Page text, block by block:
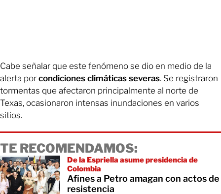
Cabe señalar que este fenómeno se dio en medio de la
alerta por condiciones climáticas severas. Se registraron
tormentas que afectaron principalmente al norte de
Texas, ocasionaron intensas inundaciones en varios
sitios.
TE RECOMENDAMOS:
De la Espriella asume presidencia de
Colombia
Afines a Petro amagan con actos de
resistencia